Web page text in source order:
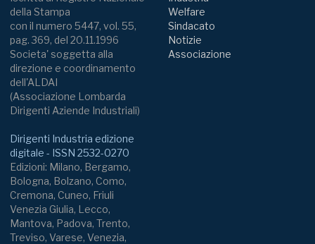
della Stampa
con il numero 5447, vol. 55,
pag. 369, del 20.11.1996
Societa' soggetta alla
direzione e coordinamento
dell'ALDAI
(Associazione Lombarda
Dirigenti Aziende Industriali)
Dirigenti Industria edizione
digitale - ISSN 2532-0270
Edizioni: Milano, Bergamo,
Bologna, Bolzano, Como,
Cremona, Cuneo, Friuli
Venezia Giulia, Lecco,
Mantova, Padova, Trento,
Treviso, Varese, Venezia,
Welfare
Sindacato
Notizie
Associazione